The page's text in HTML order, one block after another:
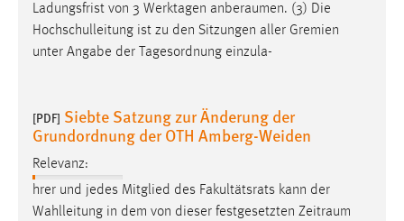
Ladungsfrist von 3 Werktagen anberaumen. (3) Die
Hochschulleitung ist zu den Sitzungen aller Gremien
unter Angabe der Tagesordnung einzula-
[PDF] Siebte Satzung zur Änderung der
Grundordnung der OTH Amberg-Weiden
Relevanz:
hrer und jedes Mitglied des Fakultätsrats kann der
Wahlleitung in dem von dieser festgesetzten Zeitraum